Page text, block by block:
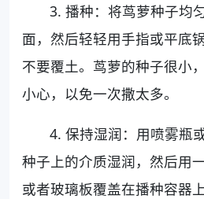
3. 播种：将茑萝种子均
面，然后轻轻用手指或平底
不要覆土。茑萝的种子很小
小心，以免一次撒太多。
4. 保持湿润：用喷雾瓶
种子上的介质湿润，然后用
或者玻璃板覆盖在播种容器